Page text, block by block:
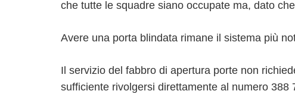
che tutte le squadre siano occupate ma, dato
Avere una porta blindata rimane il sistema più
Il servizio del fabbro di apertura porte non
sufficiente rivolgersi direttamente al numero